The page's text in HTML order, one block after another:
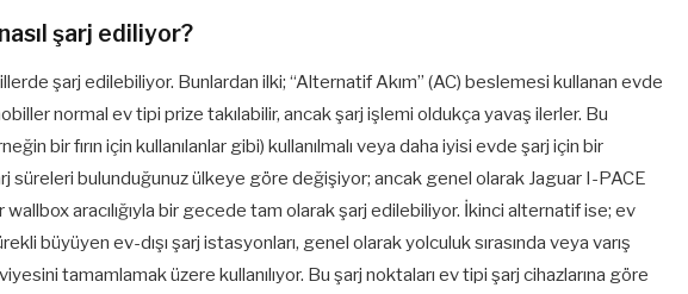
şarj ediliyor?
şarj edilebiliyor. Bunlardan ilki; “Alternatif Akım” (AC) beslemesi kullanan evde
normal ev tipi prize takılabilir, ancak şarj işlemi oldukça yavaş ilerler. Bu
bir fırın için kullanılanlar gibi) kullanılmalı veya daha iyisi evde şarj için bir
süreleri bulunduğunuz ülkeye göre değişiyor; ancak genel olarak Jaguar I-PACE
aracılığıyla bir gecede tam olarak şarj edilebiliyor. İkinci alternatif ise; ev
büyüyen ev-dışı şarj istasyonları, genel olarak yolculuk sırasında veya varış
tamamlamak üzere kullanılıyor. Bu şarj noktaları ev tipi şarj cihazlarına göre